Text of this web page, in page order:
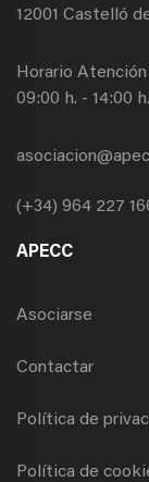
12001 Castelló
Horario
09:00 h. - 14:00
(+34) 964 227
APECC
Asociarse
Contactar
Política de
Política de